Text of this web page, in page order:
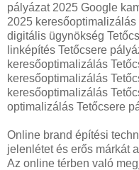
pályázat 2025 Google
2025
digitális ügynökség
linképítés Tetőcsere
keresőoptimalizálás
keresőoptimalizálás
keresőoptimalizálás
optimalizálás Tetőcsere
Online brand építési
jelenlétet és erős márkát
Az online térben való